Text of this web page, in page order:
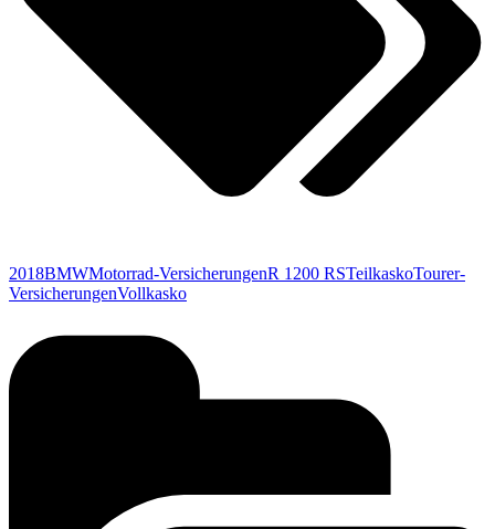
2018BMWMotorrad-VersicherungenR 1200 RSTeilkaskoTourer-
VersicherungenVollkasko